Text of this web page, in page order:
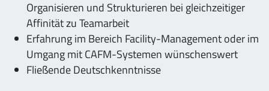
Organisieren und Strukturieren bei gleichzeitiger
Affinität zu Teamarbeit
Erfahrung im Bereich Facility-Management oder im
Umgang mit CAFM-Systemen wünschenswert
Fließende Deutschkenntnisse